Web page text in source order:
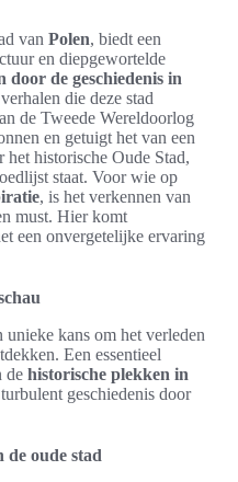
van Polen, biedt een
en diepgewortelde
de geschiedenis in
die deze stad
de Tweede Wereldoorlog
en getuigt het van een
historische Oude Stad,
staat. Voor wie op
, is het verkennen van
must. Hier komt
een onvergetelijke ervaring
unieke kans om het verleden
Een essentieel
de historische plekken in
geschiedenis door
de oude stad